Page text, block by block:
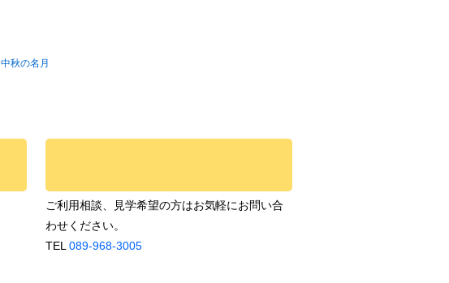
中秋の名月
ご利用相談、見学希望の方はお気軽にお問い合
わせください。
TEL 089-968-3005